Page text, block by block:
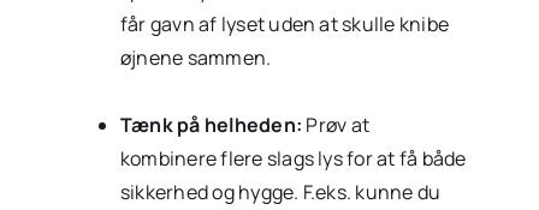
får gavn af lyset uden at skulle knibe
øjnene sammen.
Tænk på helheden: Prøv at
kombinere flere slags lys for at få både
sikkerhed og hygge. F.eks. kunne du